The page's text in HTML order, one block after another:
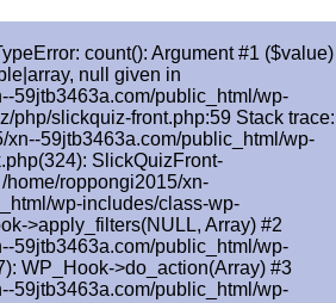
count(): Argument #1 ($value)
null given in
59jtb3463a.com/public_html/wp-
php/slickquiz-front.php:59 Stack trace:
xn--59jtb3463a.com/public_html/wp-
SlickQuizFront-
roppongi2015/xn-
wp-includes/class-wp-
>apply_filters(NULL, Array) #2
59jtb3463a.com/public_html/wp-
WP_Hook->do_action(Array) #3
59jtb3463a.com/public_html/wp-